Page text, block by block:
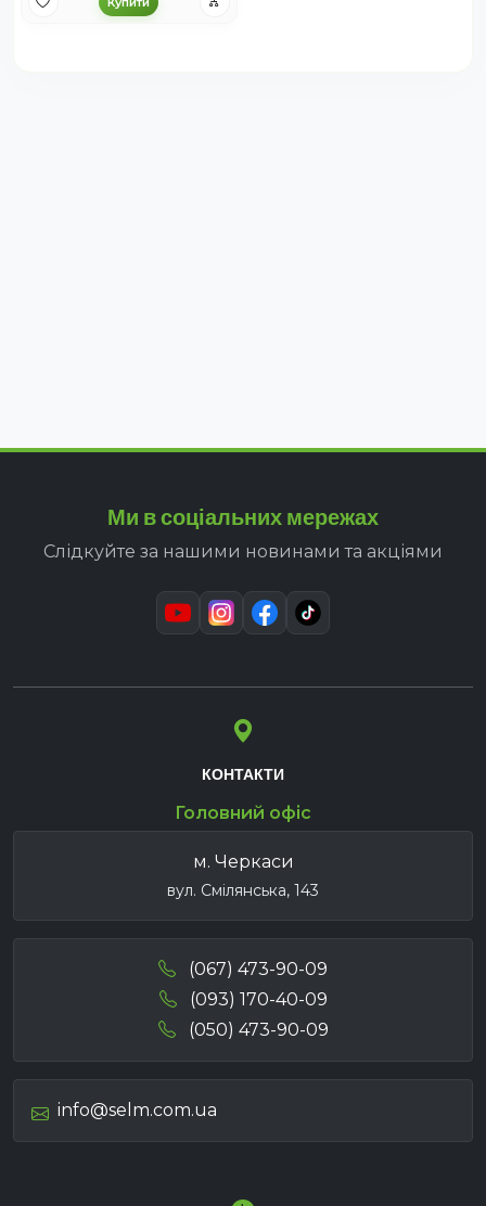
Ми в соціальних мережах
Слідкуйте за нашими новинами та акціями
КОНТАКТИ
Головний офіс
м. Черкаси
вул. Смілянська, 143
(067) 473-90-09
(093) 170-40-09
(050) 473-90-09
info@selm.com.ua